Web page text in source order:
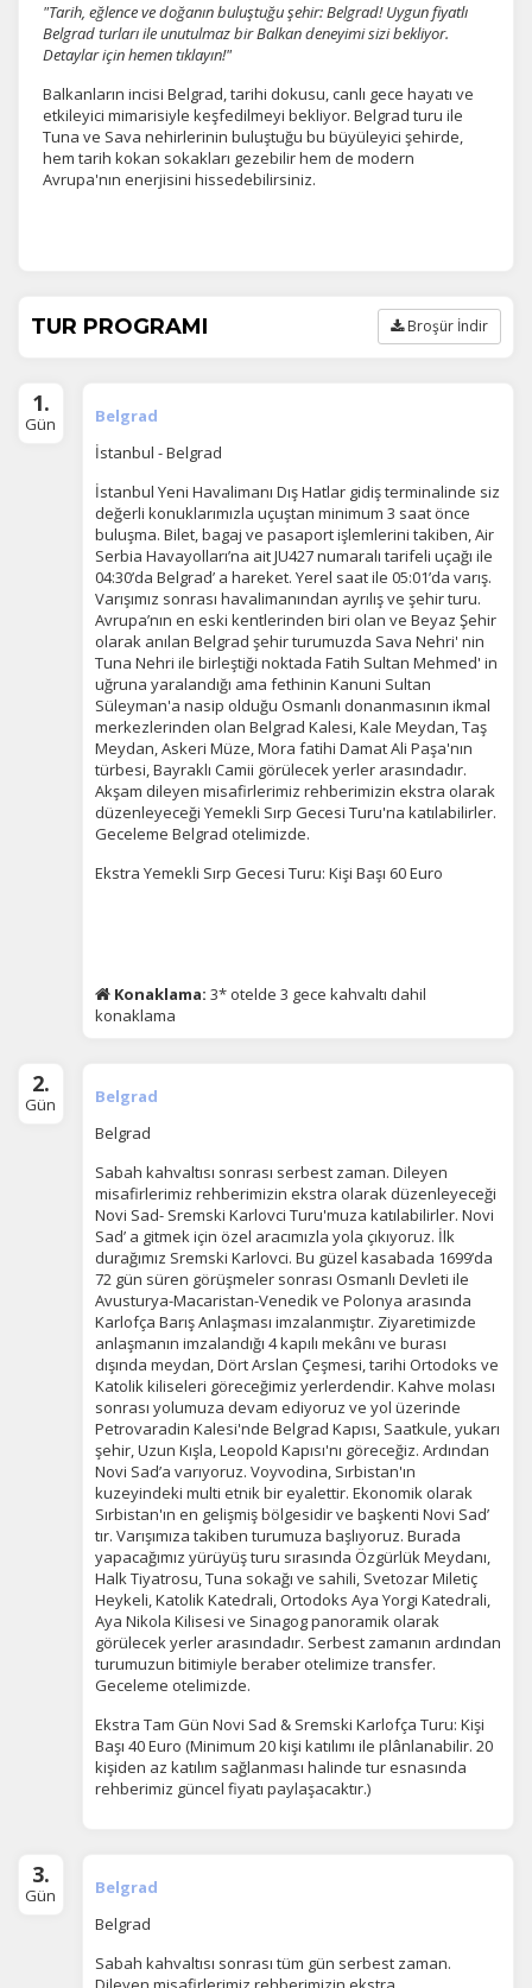
Çerez tercihlerinizi
belirleyin.
Zorunlu Çerezler
gereklidir. Bu çerezler olmadan site düzgün çalışmaz ve
"Tarih, eğlence ve doğanın buluştuğu şehir: Belgrad! Uygun fiyatlı
Belgrad turları ile unutulmaz bir Balkan deneyimi sizi bekliyor.
Detaylar için hemen tıklayın!"
Balkanların incisi Belgrad, tarihi dokusu, canlı gece hayatı ve
etkileyici mimarisiyle keşfedilmeyi bekliyor. Belgrad turu ile
Tuna ve Sava nehirlerinin buluştuğu bu büyüleyici şehirde,
hem tarih kokan sokakları gezebilir hem de modern
Avrupa'nın enerjisini hissedebilirsiniz.
TUR PROGRAMI Broşür İndir
1.
Gün
Belgrad
İstanbul - Belgrad
İstanbul Yeni Havalimanı Dış Hatlar gidiş terminalinde siz
değerli konuklarımızla uçuştan minimum 3 saat önce
buluşma. Bilet, bagaj ve pasaport işlemlerini takiben, Air
Serbia Havayolları’na ait JU427 numaralı tarifeli uçağı ile
04:30’da Belgrad’ a hareket. Yerel saat ile 05:01’da varış.
Varışımız sonrası havalimanından ayrılış ve şehir turu.
Avrupa’nın en eski kentlerinden biri olan ve Beyaz Şehir
olarak anılan Belgrad şehir turumuzda Sava Nehri' nin
Tuna Nehri ile birleştiği noktada Fatih Sultan Mehmed' in
uğruna yaralandığı ama fethinin Kanuni Sultan
Süleyman'a nasip olduğu Osmanlı donanmasının ikmal
merkezlerinden olan Belgrad Kalesi, Kale Meydan, Taş
Meydan, Askeri Müze, Mora fatihi Damat Ali Paşa'nın
türbesi, Bayraklı Camii görülecek yerler arasındadır.
Akşam dileyen misafirlerimiz rehberimizin ekstra olarak
düzenleyeceği Yemekli Sırp Gecesi Turu'na katılabilirler.
Geceleme Belgrad otelimizde.
Ekstra Yemekli Sırp Gecesi Turu: Kişi Başı 60 Euro
Konaklama: 3* otelde 3 gece kahvaltı dahil
konaklama
2.
Gün
Belgrad
Belgrad
Sabah kahvaltısı sonrası serbest zaman. Dileyen
misafirlerimiz rehberimizin ekstra olarak düzenleyeceği
Novi Sad- Sremski Karlovci Turu'muza katılabilirler. Novi
Sad’ a gitmek için özel aracımızla yola çıkıyoruz. İlk
durağımız Sremski Karlovci. Bu güzel kasabada 1699’da
72 gün süren görüşmeler sonrası Osmanlı Devleti ile
Avusturya-Macaristan-Venedik ve Polonya arasında
Karlofça Barış Anlaşması imzalanmıştır. Ziyaretimizde
anlaşmanın imzalandığı 4 kapılı mekânı ve burası
dışında meydan, Dört Arslan Çeşmesi, tarihi Ortodoks ve
Katolik kiliseleri göreceğimiz yerlerdendir. Kahve molası
sonrası yolumuza devam ediyoruz ve yol üzerinde
Petrovaradin Kalesi'nde Belgrad Kapısı, Saatkule, yukarı
şehir, Uzun Kışla, Leopold Kapısı'nı göreceğiz. Ardından
Novi Sad’a varıyoruz. Voyvodina, Sırbistan'ın
kuzeyindeki multi etnik bir eyalettir. Ekonomik olarak
Sırbistan'ın en gelişmiş bölgesidir ve başkenti Novi Sad’
tır. Varışımıza takiben turumuza başlıyoruz. Burada
yapacağımız yürüyüş turu sırasında Özgürlük Meydanı,
Halk Tiyatrosu, Tuna sokağı ve sahili, Svetozar Miletiç
Heykeli, Katolik Katedrali, Ortodoks Aya Yorgi Katedrali,
Aya Nikola Kilisesi ve Sinagog panoramik olarak
görülecek yerler arasındadır. Serbest zamanın ardından
turumuzun bitimiyle beraber otelimize transfer.
Geceleme otelimizde.
Ekstra Tam Gün Novi Sad & Sremski Karlofça Turu: Kişi
Başı 40 Euro (Minimum 20 kişi katılımı ile plânlanabilir. 20
kişiden az katılım sağlanması halinde tur esnasında
rehberimiz güncel fiyatı paylaşacaktır.)
3.
Gün
Belgrad
Belgrad
Sabah kahvaltısı sonrası tüm gün serbest zaman.